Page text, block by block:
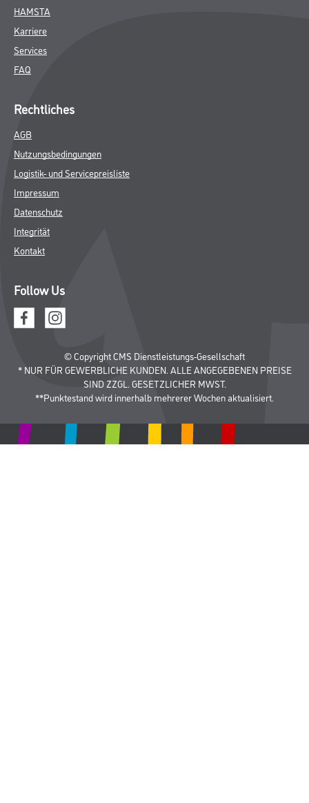
HAMSTA
Karriere
Services
FAQ
Rechtliches
AGB
Nutzungsbedingungen
Logistik- und Servicepreisliste
Impressum
Datenschutz
Integrität
Kontakt
Follow Us
© Copyright CMS Dienstleistungs-Gesellschaft
* NUR FÜR GEWERBLICHE KUNDEN. ALLE ANGEGEBENEN PREISE
SIND ZZGL. GESETZLICHER MWST.
**Punktestand wird innerhalb mehrerer Wochen aktualisiert.